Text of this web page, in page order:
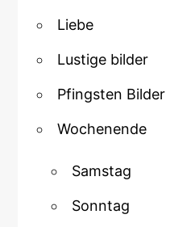
Liebe
Lustige bilder
Pfingsten Bilder
Wochenende
Samstag
Sonntag